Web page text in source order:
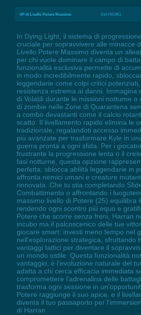
XP di Livello Potere Massimo Ctrl+NUM1
In Dying Light, il sistema di
cruciale per sopravvivere alle minacce
Livello Potere Massimo diventa un
per chi vuole dominare il campo di
funzionalità esclusiva permette di
in modo incredibilmente rapido,
leggendarie come colpi critici
resistenza estrema ai danni. Immagina
di Volatili durante le missioni notturne o
di zombie nelle Zone di Quarantena
a combo devastanti come il calcio
scatto. Il livellamento rapido elimina le
tradizionale, regalandoti accesso
più avanzate per trasformare Kyle in
guerra pronta a ogni sfida. Per i
frustrante la progressione lenta o il
fasi notturne, questa opzione
perfetta: sblocca abilità leggendarie in
affronta nemici umani e creature
rinnovata. Che tu stia completando
Combattimento o affrontando i
massimo livello di Potere (25) equilibra
rendendo ogni scontro più equo e
Potere che scorre senza freni, Harran
incubo ma il palcoscenico delle tue
giocare smart: investi meno tempo nel
nell'esplorazione strategica, sfruttando
vantaggi tattici per diventare il
un mondo ostile. Questa funzionalità
vantaggio, è l'evoluzione naturale del
adatta a chi cerca efficacia immediata
compromettere l'adrenalina delle
trasforma ogni sessione in
Potere raggiunge il suo apice, e il
diventa il tuo passaporto per
di Harran.